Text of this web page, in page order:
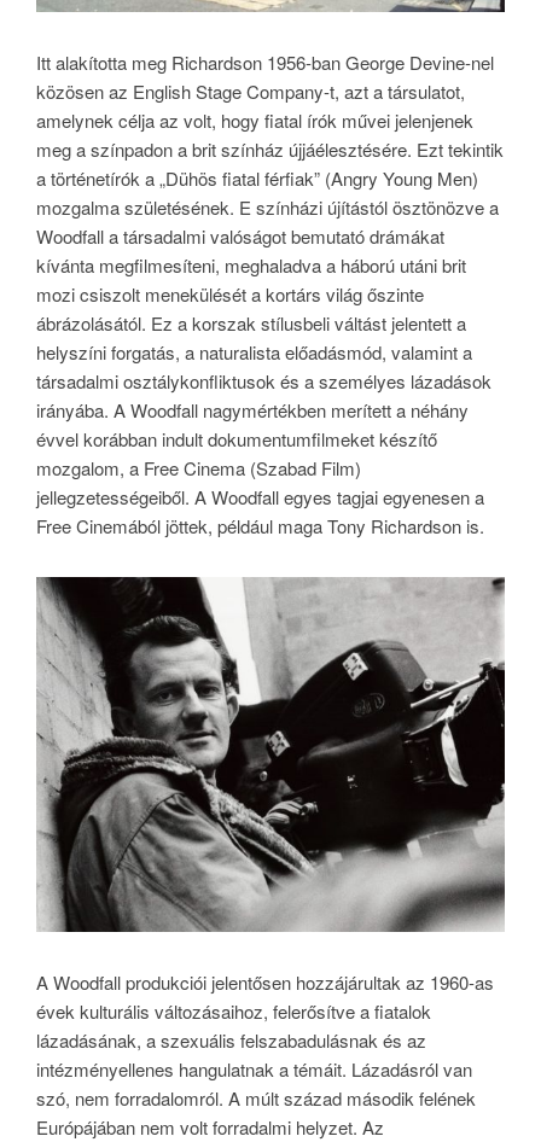
Itt alakította meg Richardson 1956-ban George Devine-nel
közösen az English Stage Company-t, azt a társulatot,
amelynek célja az volt, hogy fiatal írók művei jelenjenek
meg a színpadon a brit színház újjáélesztésére. Ezt tekintik
a történetírók a „Dühös fiatal férfiak” (Angry Young Men)
mozgalma születésének. E színházi újítástól ösztönözve a
Woodfall a társadalmi valóságot bemutató drámákat
kívánta megfilmesíteni, meghaladva a háború utáni brit
mozi csiszolt menekülését a kortárs világ őszinte
ábrázolásától. Ez a korszak stílusbeli váltást jelentett a
helyszíni forgatás, a naturalista előadásmód, valamint a
társadalmi osztálykonfliktusok és a személyes lázadások
irányába. A Woodfall nagymértékben merített a néhány
évvel korábban indult dokumentumfilmeket készítő
mozgalom, a Free Cinema (Szabad Film)
jellegzetességeiből. A Woodfall egyes tagjai egyenesen a
Free Cinemából jöttek, például maga Tony Richardson is.
A Woodfall produkciói jelentősen hozzájárultak az 1960-as
évek kulturális változásaihoz, felerősítve a fiatalok
lázadásának, a szexuális felszabadulásnak és az
intézményellenes hangulatnak a témáit. Lázadásról van
szó, nem forradalomról. A múlt század második felének
Európájában nem volt forradalmi helyzet. Az